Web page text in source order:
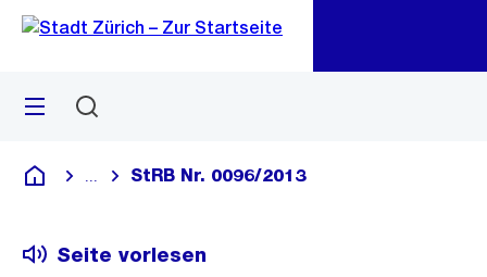
Navigation
Sprunglink
Menü
Deutsch
Blende alle Breadcrumbs ein
StRB Nr. 0096/2013
Seite vorlesen